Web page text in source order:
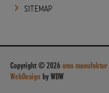
SITEMAP
Copyright © 2026 ums
WebDesign by WDW